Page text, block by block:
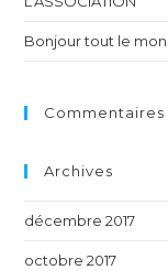
Bonjour tout le
Commentaires
Archives
décembre 2017
octobre 2017